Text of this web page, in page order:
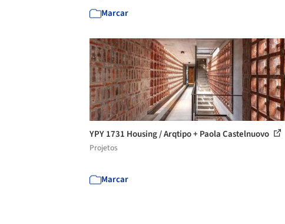
Marcar
YPY 1731 Housing / Arqtipo + Paola Castelnuovo
Projetos
Marcar